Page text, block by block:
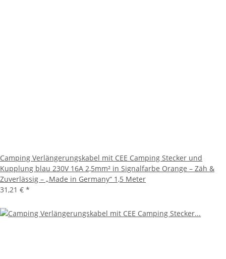
Camping Verlängerungskabel mit CEE Camping Stecker und
Kupplung blau 230V 16A 2,5mm² in Signalfarbe Orange – Zäh &
Zuverlässig – „Made in Germany“ 1,5 Meter
31,21 € *